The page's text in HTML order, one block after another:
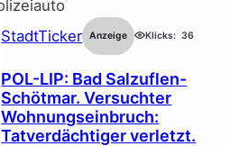
StadtTicker Anzeige Klicks: 36
POL-LIP: Bad Salzuflen-
Schötmar. Versuchter
Wohnungseinbruch:
Tatverdächtiger verletzt.